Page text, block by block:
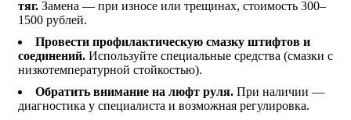
тяг. Замена — при износе или трещинах, стоимость 300–
1500 рублей.
Провести профилактическую смазку штифтов и
соединений. Используйте специальные средства (смазки с
низкотемпературной стойкостью).
Обратить внимание на люфт руля. При наличии —
диагностика у специалиста и возможная регулировка.